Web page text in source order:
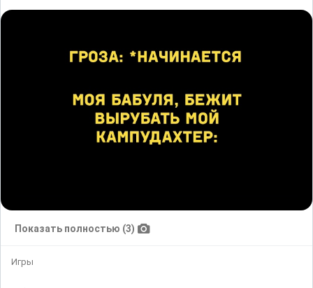
Показать полностью (3)
Игры